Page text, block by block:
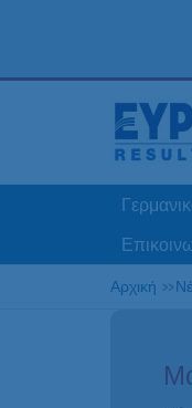
Αρχική »